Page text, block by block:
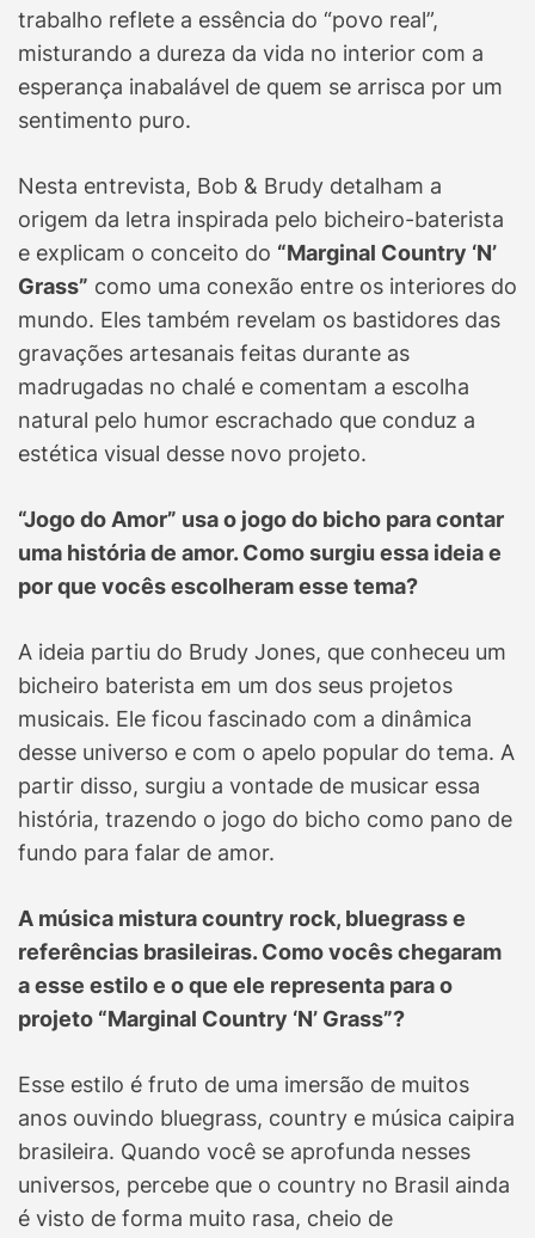
trabalho reflete a essência do “povo real”,
misturando a dureza da vida no interior com a
esperança inabalável de quem se arrisca por um
sentimento puro.
Nesta entrevista, Bob & Brudy detalham a
origem da letra inspirada pelo bicheiro-baterista
e explicam o conceito do “Marginal Country ‘N’
Grass” como uma conexão entre os interiores do
mundo. Eles também revelam os bastidores das
gravações artesanais feitas durante as
madrugadas no chalé e comentam a escolha
natural pelo humor escrachado que conduz a
estética visual desse novo projeto.
“Jogo do Amor” usa o jogo do bicho para contar
uma história de amor. Como surgiu essa ideia e
por que vocês escolheram esse tema?
A ideia partiu do Brudy Jones, que conheceu um
bicheiro baterista em um dos seus projetos
musicais. Ele ficou fascinado com a dinâmica
desse universo e com o apelo popular do tema. A
partir disso, surgiu a vontade de musicar essa
história, trazendo o jogo do bicho como pano de
fundo para falar de amor.
A música mistura country rock, bluegrass e
referências brasileiras. Como vocês chegaram
a esse estilo e o que ele representa para o
projeto “Marginal Country ‘N’ Grass”?
Esse estilo é fruto de uma imersão de muitos
anos ouvindo bluegrass, country e música caipira
brasileira. Quando você se aprofunda nesses
universos, percebe que o country no Brasil ainda
é visto de forma muito rasa, cheio de